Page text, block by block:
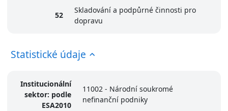
52
Skladování a podpůrné činnosti pro
dopravu
Statistické údaje
Institucionální
sektor: podle
ESA2010
11002 - Národní soukromé
nefinanční podniky